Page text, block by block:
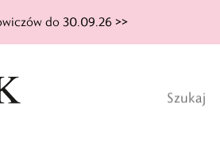
do 30.09.26 >>